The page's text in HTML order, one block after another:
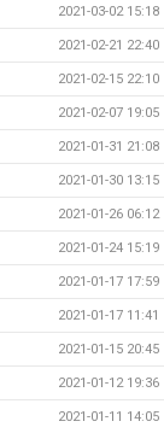
2021-03-02 15:18
2021-02-21 22:40
2021-02-15 22:10
2021-02-07 19:05
2021-01-31 21:08
2021-01-30 13:15
2021-01-26 06:12
2021-01-24 15:19
2021-01-17 17:59
2021-01-17 11:41
2021-01-15 20:45
2021-01-12 19:36
2021-01-11 14:05